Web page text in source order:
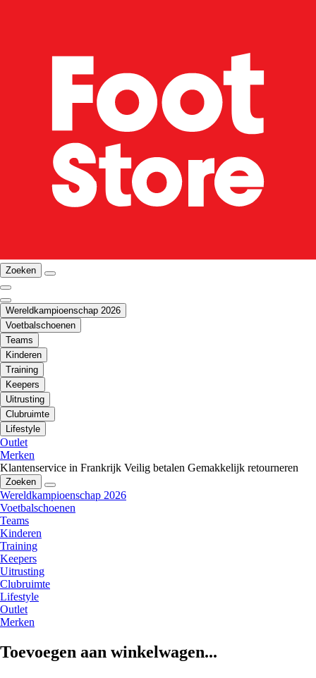
Zoeken
Wereldkampioenschap 2026
Voetbalschoenen
Teams
Kinderen
Training
Keepers
Uitrusting
Clubruimte
Lifestyle
Outlet
Merken
Klantenservice in Frankrijk Veilig betalen Gemakkelijk retourneren
Zoeken
Wereldkampioenschap 2026
Voetbalschoenen
Teams
Kinderen
Training
Keepers
Uitrusting
Clubruimte
Lifestyle
Outlet
Merken
Toevoegen aan winkelwagen...